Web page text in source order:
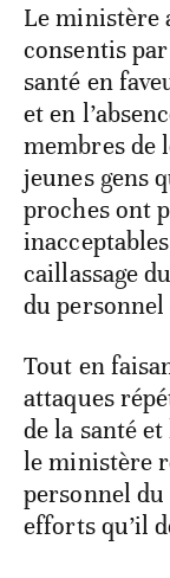
Le ministère
consentis
santé en
et en
membres de
jeunes gens
proches ont
caillassage
du
Tout en
attaques
de la santé
le ministère
personnel du
efforts qu’il